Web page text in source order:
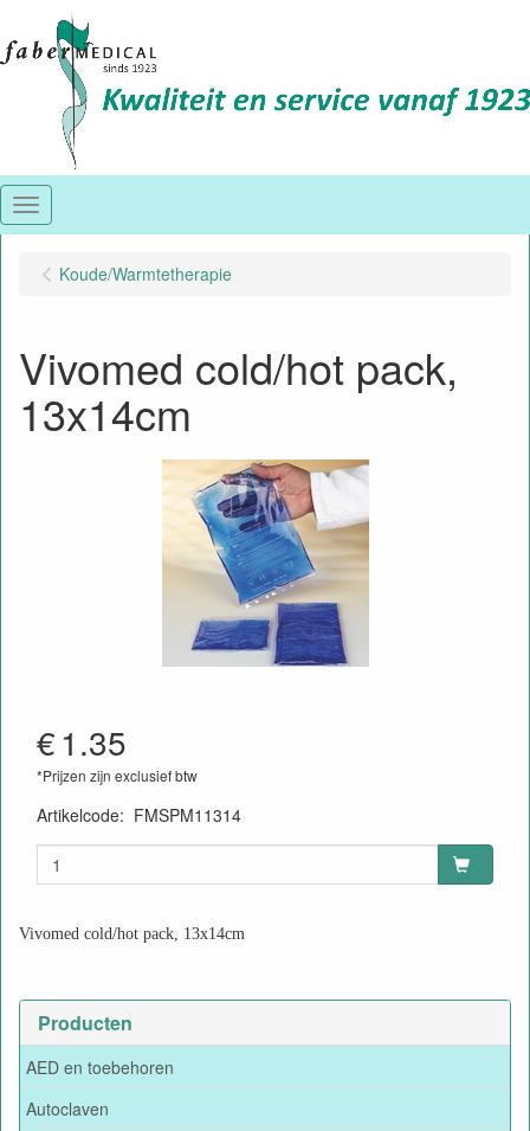
Menu
Producten
AED en toebehoren
Autoclaven
Koude/Warmtetherapie
Vivomed cold/hot pack,
13x14cm
€1.35
*Prijzen zijn exclusief btw
Artikelcode: FMSPM11314
Vivomed cold/hot pack, 13x14cm